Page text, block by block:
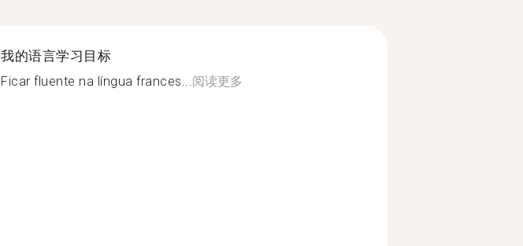
我的语言学习目标
Ficar fluente na língua frances... 阅读更多